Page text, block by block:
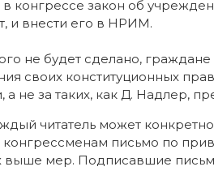
в конгрессе закон об
и внести его в НРИМ.
не будет сделано,
своих конституционных
а не за таких, как Д. Надлер,
читатель может
конгрессменам письмо по
выше мер. Подписавшие